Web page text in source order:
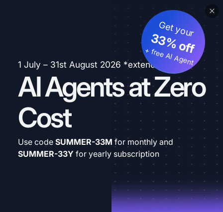
1 July – 31st August 2026 *extended
AI Agents at Zero
Cost
Get your
33% off
+ free AI Agent
Use code SUMMER-33M for monthly and
SUMMER-33Y for yearly subscription